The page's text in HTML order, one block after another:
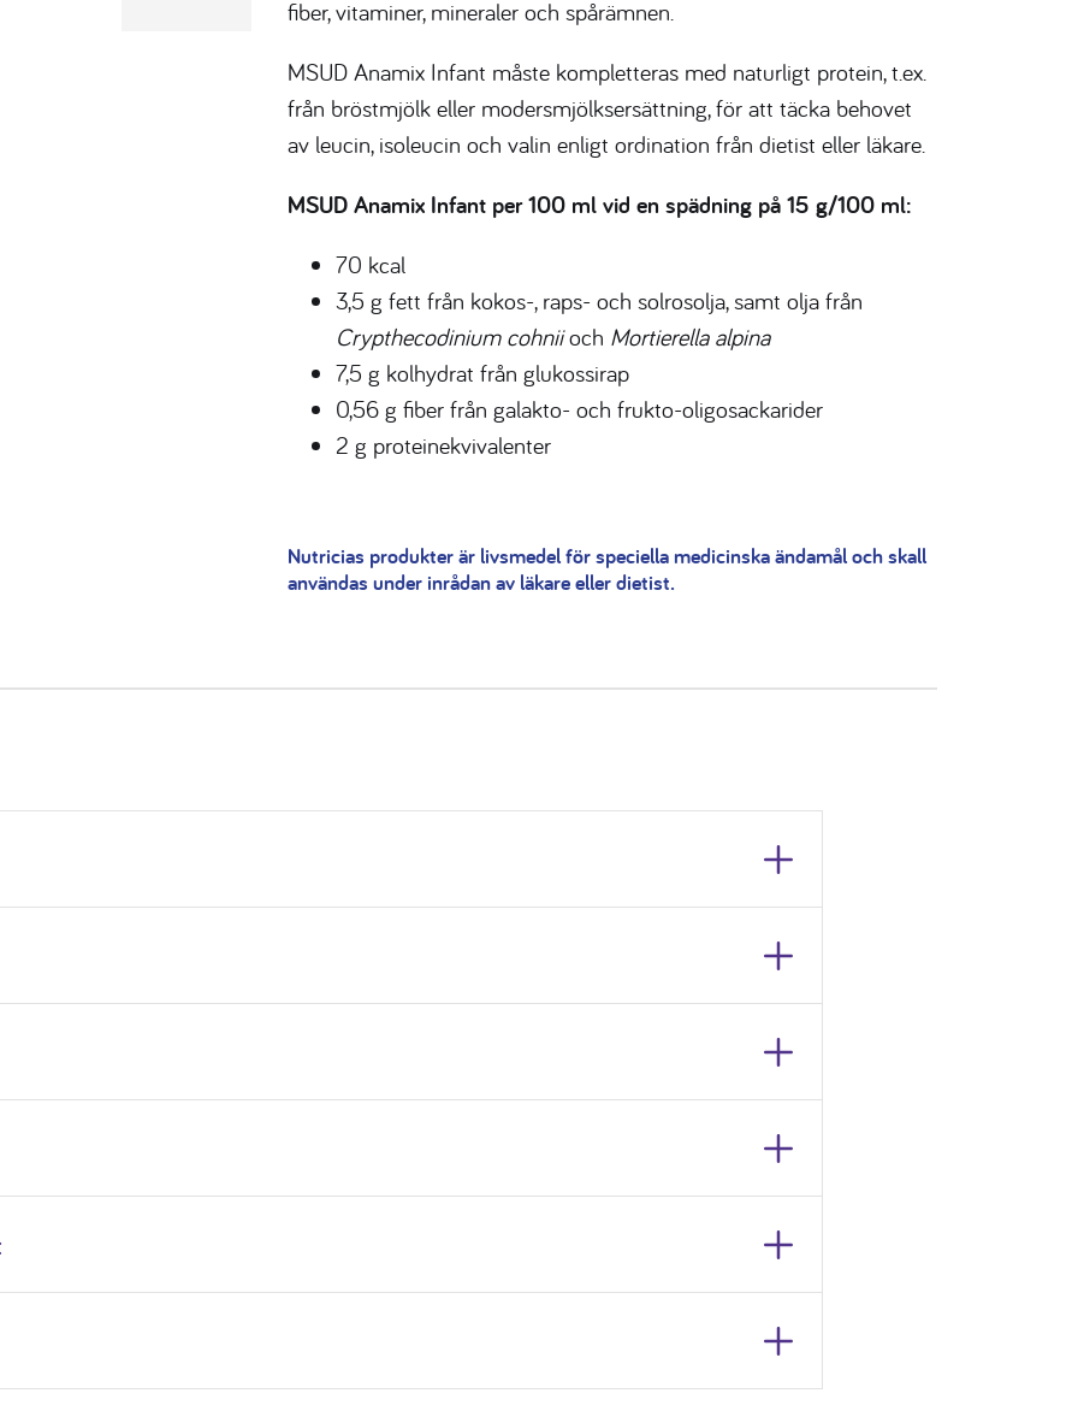
fiber, vitaminer, mineraler och spårämnen.
MSUD Anamix Infant måste kompletteras med naturligt protein, t.ex.
från bröstmjölk eller modersmjölksersättning, för att täcka behovet
av leucin, isoleucin och valin enligt ordination från dietist eller läkare.
MSUD Anamix Infant per 100 ml vid en spädning på 15 g/100 ml:
70 kcal
3,5 g fett från kokos-, raps- och solrosolja, samt olja från
Crypthecodinium cohniioch Mortierella alpina
7,5 g kolhydrat från glukossirap
0,56 g fiber från galakto- och frukto-oligosackarider
2 g proteinekvivalenter
Nutricias produkter är livsmedel för speciella medicinska ändamål och skall
användas under inrådan av läkare eller dietist.